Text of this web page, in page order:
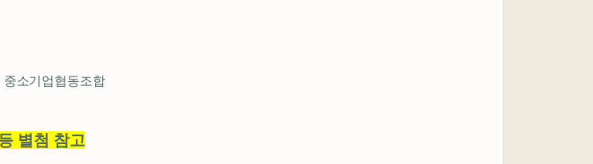
중소기업협동조합
별첨 참고